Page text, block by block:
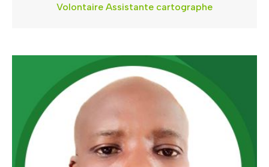
Volontaire Assistante cartographe